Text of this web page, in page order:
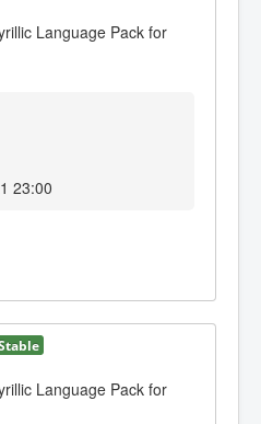
Language Pack for
23:00
Language Pack for